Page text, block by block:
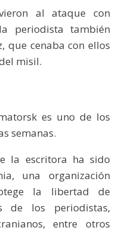
al ataque con
periodista también
que cenaba con ellos
misil.
es uno de los
semanas.
la escritora ha sido
una organización
la libertad de
de los periodistas,
entre otros